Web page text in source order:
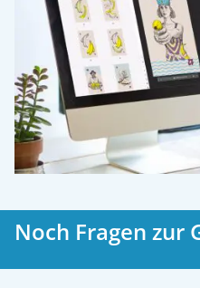
Noch Fragen zur